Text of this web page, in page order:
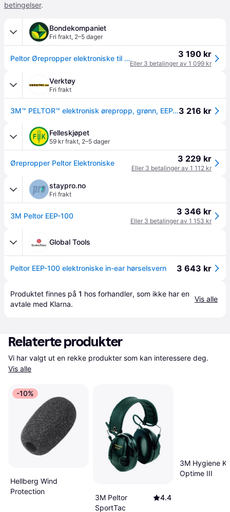
betingelser.
Bondekompaniet
Fri frakt, 2–5 dager
Peltor Ørepropper elektroniske til jakt/skyting 3 190 kr
Eller 3 betalinger av 1 099 kr
Verktøy
Fri frakt
3M™ PELTOR™ elektronisk ørepropp, grønn, EEP-100 EU3 216 kr
Felleskjøpet
59 kr frakt, 2–5 dager
Ørepropper Peltor Elektroniske 3 229 kr
Eller 3 betalinger av 1 112 kr
staypro.no
Fri frakt
3M Peltor EEP-100 3 346 kr
Eller 3 betalinger av 1 153 kr
Global Tools
Peltor EEP-100 elektroniske in-ear hørselsvern 3 643 kr
Produktet finnes på 1 hos forhandler, som ikke har en
avtale med Klarna.
Vis alle
Relaterte produkter
Vis alle
-10%
Hellberg Wind
Protection
3M Peltor
SportTac
4.4
3M Hygiene
Optime III